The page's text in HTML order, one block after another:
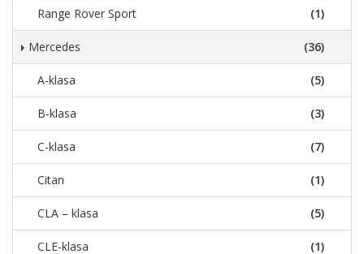
Range Rover Sport (1)
Mercedes (36)
A-klasa (5)
B-klasa (3)
C-klasa (7)
Citan (1)
CLA – klasa (5)
CLE-klasa (1)